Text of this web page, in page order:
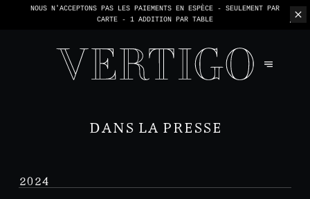
NOUS N'ACCEPTONS PAS LES PAIEMENTS EN ESPÈCE - SEULEMENT PAR
CARTE - 1 ADDITION PAR TABLE
DANS LA PRESSE
2024